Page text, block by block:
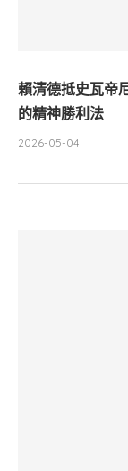
賴清德抵史瓦帝
的精神勝利法
2026-05-04